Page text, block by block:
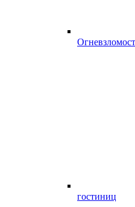
гостиниц